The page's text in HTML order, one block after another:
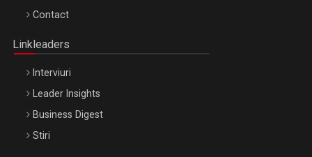
Octombrie
Contact
Linkleaders
Interviuri
Leader Insights
Business Digest
Stiri